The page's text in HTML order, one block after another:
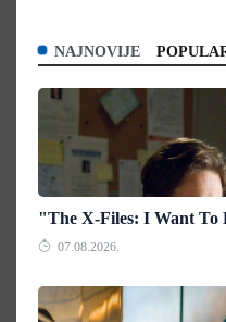
NAJNOVIJE
"The X-Files: I Want To
07.08.2026.